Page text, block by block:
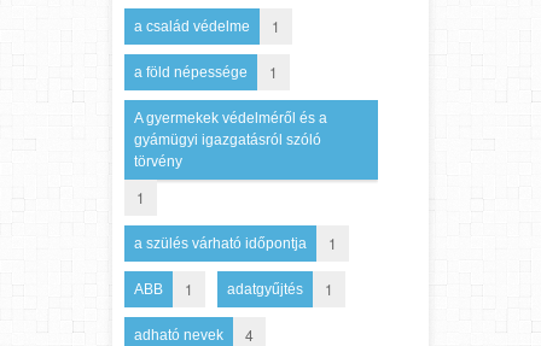
a család védelme 1
a föld népessége 1
A gyermekek védelméről és a
gyámügyi igazgatásról szóló
törvény
1
a szülés várható időpontja 1
ABB 1 adatgyűjtés 1
adható nevek 4